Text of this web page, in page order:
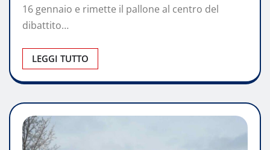
16 gennaio e rimette il pallone al centro del
dibattito…
LEGGI TUTTO